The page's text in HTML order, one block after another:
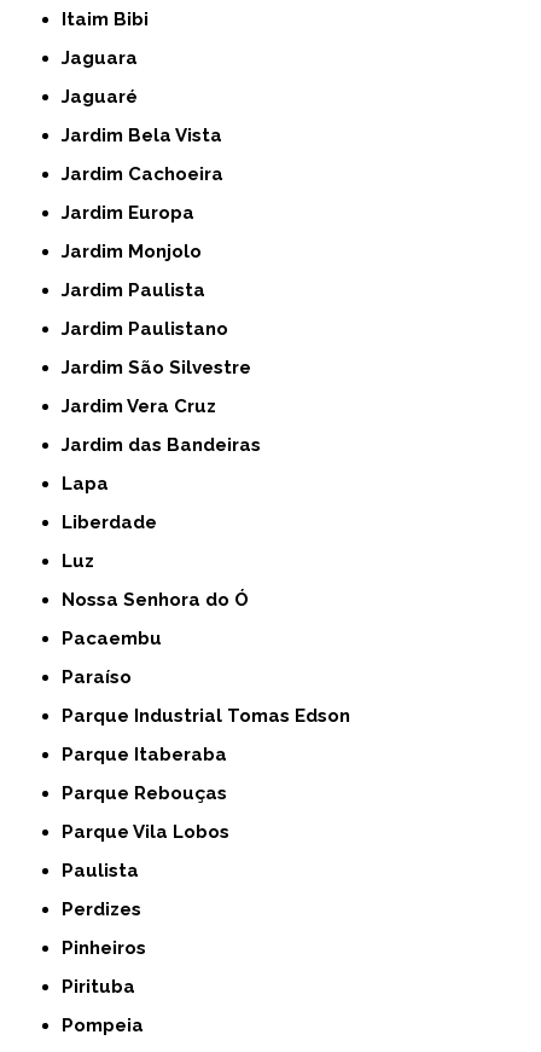
Itaim Bibi
Jaguara
Jaguaré
Jardim Bela Vista
Jardim Cachoeira
Jardim Europa
Jardim Monjolo
Jardim Paulista
Jardim Paulistano
Jardim São Silvestre
Jardim Vera Cruz
Jardim das Bandeiras
Lapa
Liberdade
Luz
Nossa Senhora do Ó
Pacaembu
Paraíso
Parque Industrial Tomas Edson
Parque Itaberaba
Parque Rebouças
Parque Vila Lobos
Paulista
Perdizes
Pinheiros
Pirituba
Pompeia